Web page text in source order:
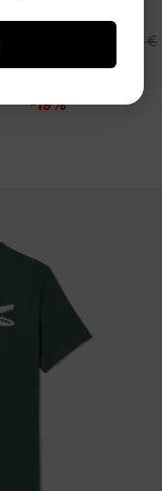
155,00€
era:
es:
-19%